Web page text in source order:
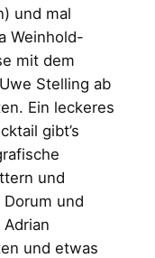
und mal
Weinhold-
mit dem
Stelling ab
Ein leckeres
gibt’s
und
und
und etwas